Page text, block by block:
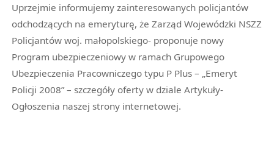
Uprzejmie informujemy zainteresowanych policjantów
odchodzących na emeryturę, że Zarząd Wojewódzki NSZZ
Policjantów woj. małopolskiego- proponuje nowy
Program ubezpieczeniowy w ramach Grupowego
Ubezpieczenia Pracowniczego typu P Plus – „Emeryt
Policji 2008” – szczegóły oferty w dziale Artykuły-
Ogłoszenia naszej strony internetowej.